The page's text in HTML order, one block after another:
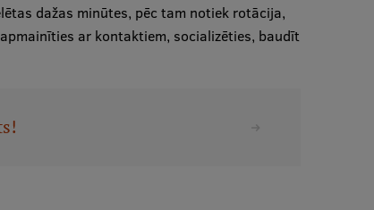
dažas minūtes, pēc tam notiek rotācija,
ar kontaktiem, socializēties, baudīt